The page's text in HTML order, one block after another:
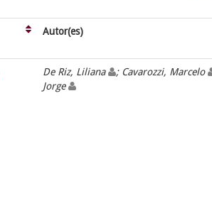
Autor(es)
De Riz, Liliana ; Cavarozzi, Marcelo
Jorge